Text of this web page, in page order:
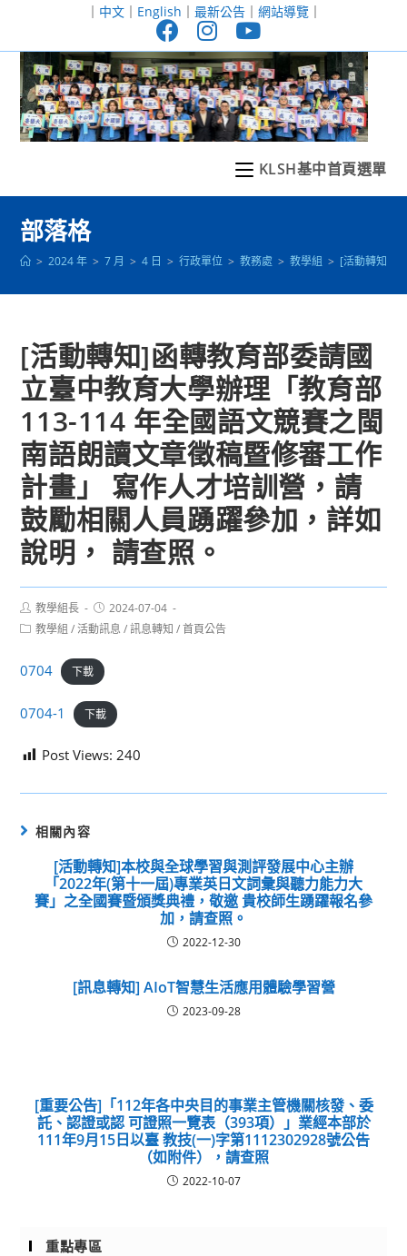
至
｜ 中文｜ English ｜ 最新公告｜ 網站導覽｜
KLSH基中首頁選單
部落格
> 2024 年 > 7 月 > 4 日 > 行政單位 > 教務處 > 教學組 > [活動轉知]函
[活動轉知]函轉教育部委請國
立臺中教育大學辦理「教育部
113-114 年全國語文競賽之閩
南語朗讀文章徵稿暨修審工作
計畫」 寫作人才培訓營，請
鼓勵相關人員踴躍參加，詳如
說明， 請查照。
Post
author:
教學組長
Post
published:
2024-07-04
Post教學組 / 活動訊息 / 訊息轉知 / 首頁公告
0704 下載
0704-1 下載
Post Views: 240
相關內容
[活動轉知]本校與全球學習與測評發展中心主辦
「2022年(第十一屆)專業英日文詞彙與聽力能力大
賽」之全國賽暨頒獎典禮，敬邀 貴校師生踴躍報名參
加，請查照。
2022-12-30
[訊息轉知] AIoT智慧生活應用體驗學習營
2023-09-28
[重要公告]「112年各中央目的事業主管機關核發、委
託、認證或認 可證照一覽表（393項）」業經本部於
111年9月15日以臺 教技(一)字第1112302928號公告
（如附件），請查照
2022-10-07
重點專區